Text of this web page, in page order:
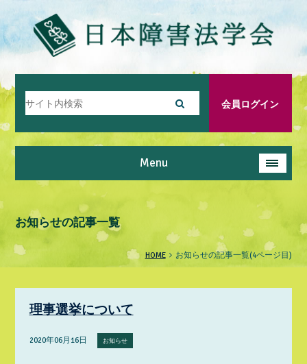
会員ログイン
Menu
お知らせの記事一覧
HOME お知らせの記事一覧(4ページ目)
理事選挙について
2020年06月16日 お知らせ